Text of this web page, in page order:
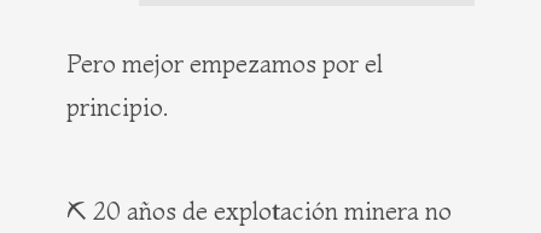
Pero mejor empezamos por el
principio.
⛏️ 20 años de explotación minera no